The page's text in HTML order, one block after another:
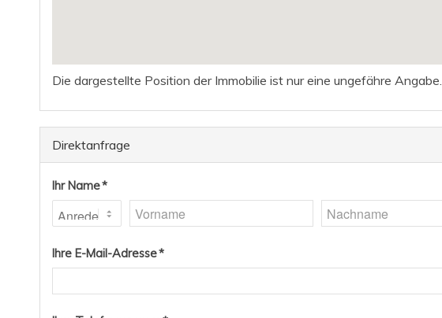
Die dargestellte Position der Immobilie ist nur eine ungefähre Angabe.
Direktanfrage
Ihr Name *
Ihre E-Mail-Adresse *